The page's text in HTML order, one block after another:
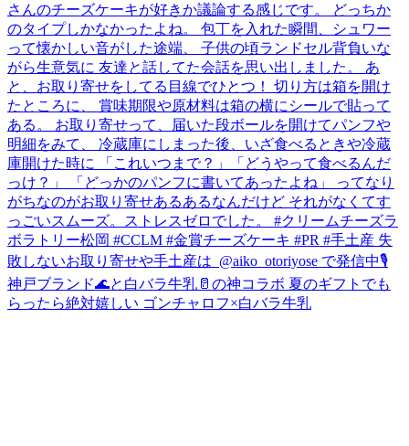
神戸ブランド🌊と白バラ牛乳🥛の神コラボ 夏のギフトでも
らったら絶対嬉しい ゴンチャロフ×白バラ牛乳